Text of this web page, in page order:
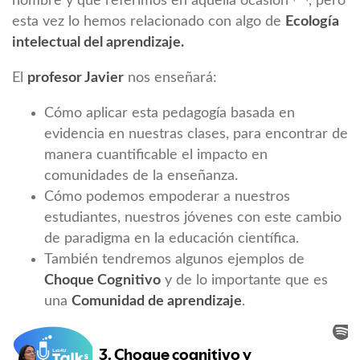
esta vez lo hemos relacionado con algo de Ecología
intelectual del aprendizaje.
El profesor Javier nos enseñará:
Cómo aplicar esta pedagogía basada en
evidencia en nuestras clases, para encontrar de
manera cuantificable el impacto en
comunidades de la enseñanza.
Cómo podemos empoderar a nuestros
estudiantes, nuestros jóvenes con este cambio
de paradigma en la educación científica.
También tendremos algunos ejemplos de
Choque Cognitivo y de lo importante que es
una Comunidad de aprendizaje.